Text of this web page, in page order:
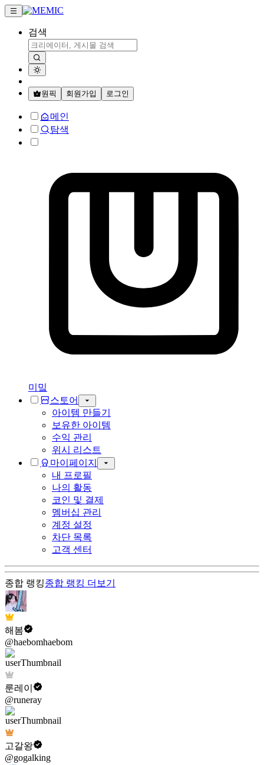
검색
원픽 회원가입 로그인
메인
탐색
미밐
스토어
아이템 만들기
보유한 아이템
수익 관리
위시 리스트
마이페이지
내 프로필
나의 활동
코인 및 결제
멤버십 관리
계정 설정
차단 목록
고객 센터
종합 랭킹종합 랭킹 더보기
해봄
@haebomhaebom
룬레이
@runeray
고갈왕
@gogalking